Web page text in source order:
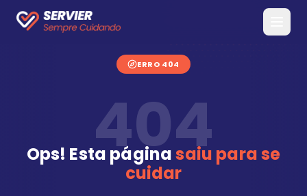
ERRO 404
404
Ops! Esta páginasaiu para se
cuidar